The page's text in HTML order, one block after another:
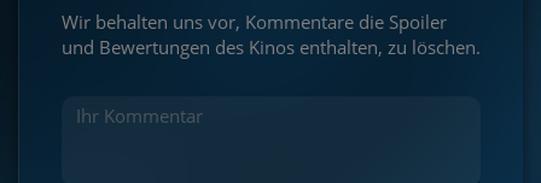
Wir behalten uns vor, Kommentare die Spoiler
und Bewertungen des Kinos enthalten, zu löschen.